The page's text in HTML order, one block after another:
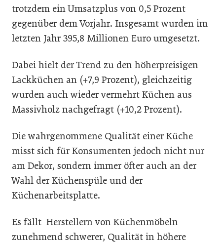
trotzdem ein Umsatzplus von 0,5 Prozent
gegenüber dem Vorjahr. Insgesamt wurden im
letzten Jahr 395,8 Millionen Euro umgesetzt.
Dabei hielt der Trend zu den höherpreisigen
Lackküchen an (+7,9 Prozent), gleichzeitig
wurden auch wieder vermehrt Küchen aus
Massivholz nachgefragt (+10,2 Prozent).
Die wahrgenommene Qualität einer Küche
misst sich für Konsumenten jedoch nicht nur
am Dekor, sondern immer öfter auch an der
Wahl der Küchenspüle und der
Küchenarbeitsplatte.
Es fällt Herstellern von Küchenmöbeln
zunehmend schwerer, Qualität in höhere